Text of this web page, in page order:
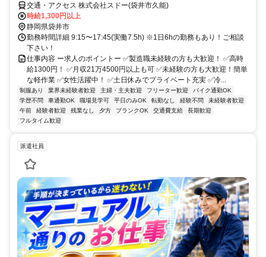
交通・アクセス 株式会社スドー(袋井市久能)
時給1,300円以上
静岡県袋井市
勤務時間詳細 9:15〜17:45(実働7.5h) ※1日6hの勤務もあり！ご相談
下さい！
仕事内容 ー求人のポイントー ✅製造職未経験の方も大歓迎！ ✅高時
給1300円！ ✅月収21万4500円以上も可 ✅未経験の方も大歓迎！簡単
な軽作業 ✅女性活躍中！ ✅土日休みでプライベート充実 ✅冷...
制服あり 業界未経験者歓迎 主婦・主夫歓迎 フリーター歓迎
バイク通勤OK
学歴不問
車通勤OK 職場見学可 平日のみOK 転勤なし 経験不問
未経験者歓迎
午前
経験者歓迎 残業なし 夕方 ブランクOK 交通費支給
長期歓迎
フルタイム歓迎
派遣社員